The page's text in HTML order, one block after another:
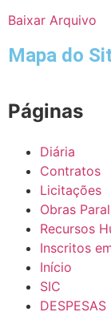
Baixar Arquivo
Mapa do
Páginas
Diária
Contratos
Licitações
Obras
Recursos
Inscritos
Início
SIC
DESPESAS